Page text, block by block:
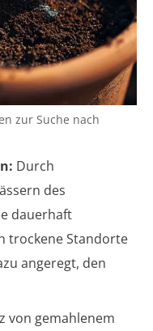
zur Suche nach
Durch
des
dauerhaft
trockene Standorte
angeregt, den
von gemahlenem